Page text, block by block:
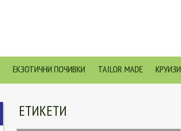
ЕКЗОТИЧНИ ПОЧИВКИ TAILOR MADE КРУИЗИ
ЕТИКЕТИ